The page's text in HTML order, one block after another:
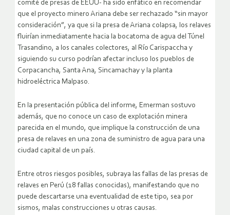
comité de presas de EEUU- ha sido enfático en recomendar
que el proyecto minero Ariana debe ser rechazado “sin mayor
consideración”, ya que si la presa de Ariana colapsa, los relaves
fluirían inmediatamente hacia la bocatoma de agua del Túnel
Trasandino, a los canales colectores, al Río Carispaccha y
siguiendo su curso podrían afectar incluso los pueblos de
Corpacancha, Santa Ana, Sincamachay y la planta
hidroeléctrica Malpaso.
En la presentación pública del informe, Emerman sostuvo
además, que no conoce un caso de explotación minera
parecida en el mundo, que implique la construcción de una
presa de relaves en una zona de suministro de agua para una
ciudad capital de un país.
Entre otros riesgos posibles, subraya las fallas de las presas de
relaves en Perú (18 fallas conocidas), manifestando que no
puede descartarse una eventualidad de este tipo, sea por
sismos, malas construcciones u otras causas.